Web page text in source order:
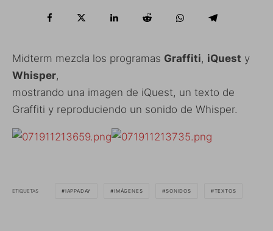
Midterm mezcla los programas Graffiti, iQuest y
Whisper,
mostrando una imagen de iQuest, un texto de
Graffiti y reproduciendo un sonido de Whisper.
ETIQUETAS IAPPADAY IMÁGENES SONIDOS TEXTOS